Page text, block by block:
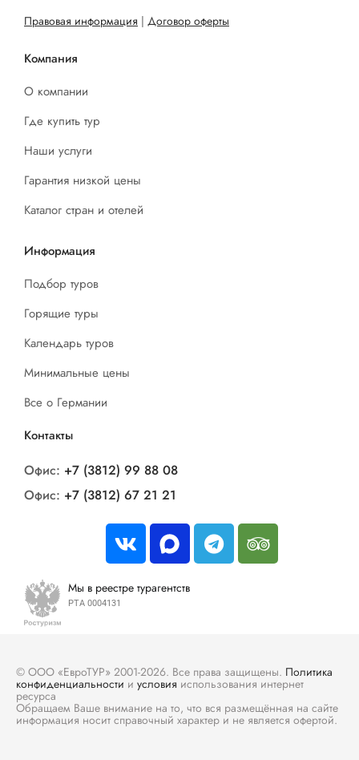
Правовая информация | Договор оферты
Компания
О компании
Где купить тур
Наши услуги
Гарантия низкой цены
Каталог стран и отелей
Информация
Подбор туров
Горящие туры
Календарь туров
Минимальные цены
Все о Германии
Контакты
Офис: +7 (3812) 99 88 08
Офис: +7 (3812) 67 21 21
Мы в реестре турагентств
РТА 0004131
© ООО «ЕвроТУР» 2001-2026. Все права защищены. Политика
конфиденциальности и условия использования интернет
ресурса
Обращаем Ваше внимание на то, что вся размещённая на сайте
информация носит справочный характер и не является офертой.